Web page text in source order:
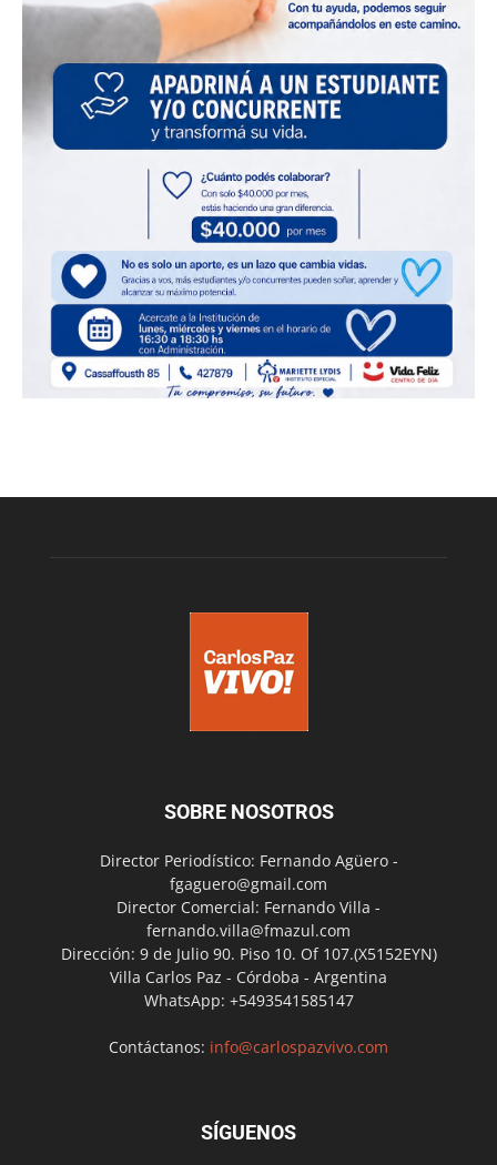
SOBRE NOSOTROS
Director Periodístico: Fernando Agüero -
fgaguero@gmail.com
Director Comercial: Fernando Villa -
fernando.villa@fmazul.com
Dirección: 9 de Julio 90. Piso 10. Of 107.(X5152EYN)
Villa Carlos Paz - Córdoba - Argentina
WhatsApp: +5493541585147
Contáctanos: info@carlospazvivo.com
SÍGUENOS